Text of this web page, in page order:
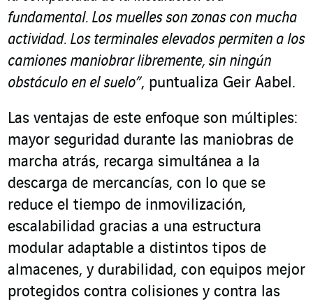
fundamental. Los muelles son zonas con mucha
actividad. Los terminales elevados permiten a los
camiones maniobrar libremente, sin ningún
obstáculo en el suelo”, puntualiza Geir Aabel.
Las ventajas de este enfoque son múltiples:
mayor seguridad durante las maniobras de
marcha atrás, recarga simultánea a la
descarga de mercancías, con lo que se
reduce el tiempo de inmovilización,
escalabilidad gracias a una estructura
modular adaptable a distintos tipos de
almacenes, y durabilidad, con equipos mejor
protegidos contra colisiones y contra las